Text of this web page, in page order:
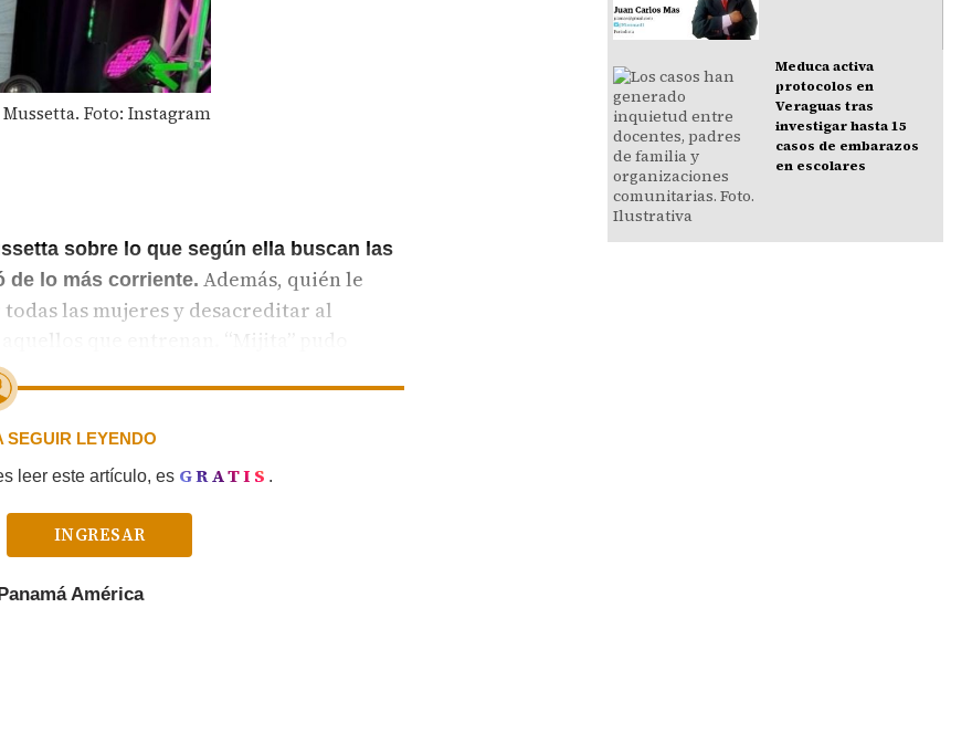
Mussetta. Foto: Instagram
sobre lo que según ella buscan las
de lo más corriente. Además, quién le
las mujeres y desacreditar al
que entrenan. “Mijita” pudo
vulgar y sin proyectar sus gustos…
SEGUIR LEYENDO
leer este artículo, es GRATIS .
INGRESAR
América
Meduca activa
protocolos en
Veraguas tras
investigar hasta 15
casos de embarazos
en escolares